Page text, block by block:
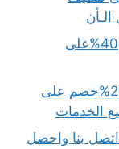
شركة تنظيف بضرما..احصل على خصم40%على
شركة تنظيف مطاعم بالرياض..احصل20%خصم على
النسيم جلي احترافي 100% اتصل بنا واحصل